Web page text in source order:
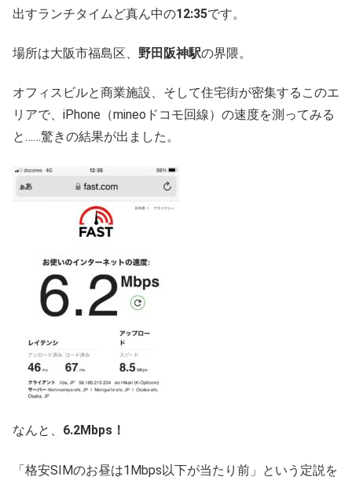
出すランチタイムど真ん中の12:35です。
場所は大阪市福島区、 野田阪神駅の界隈。
オフィスビルと商業施設、そして住宅街が密集するこのエ
リアで、iPhone（mineoドコモ回線）の速度を測ってみる
と……驚きの結果が出ました。
なんと、 6.2Mbps！
「格安SIMのお昼は1Mbps以下が当たり前」という定説を